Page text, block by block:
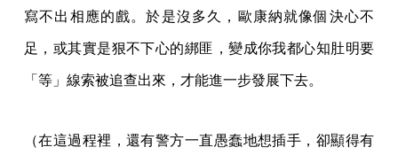
寫不出相應的戲。於是沒多久，歐康納就像個決心不
足，或其實是狠不下心的綁匪，變成你我都心知肚明要
「等」線索被追查出來，才能進一步發展下去。
（在這過程裡，還有警方一直愚蠢地想插手，卻顯得有